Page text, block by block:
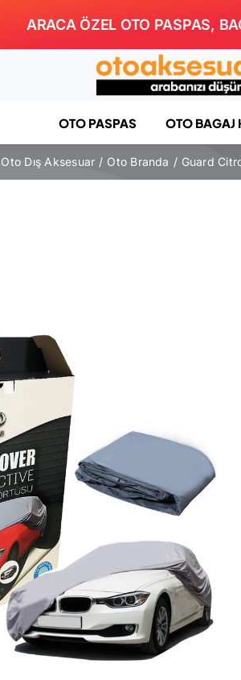
ARACA ÖZEL OTO PASPAS,
OTO PASPAS OTO BAGAJ
Oto Dış Aksesuar Oto Branda Guard